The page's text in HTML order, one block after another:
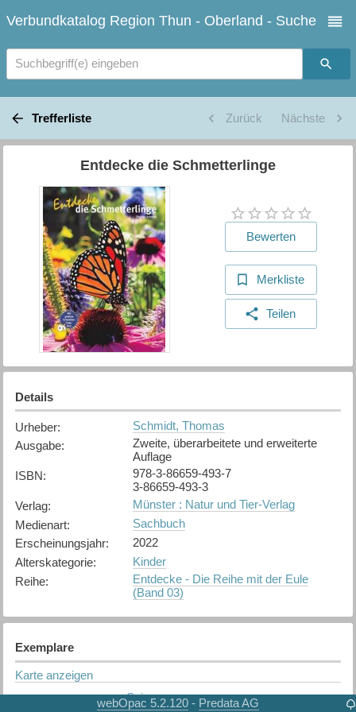
Verbundkatalog Region Thun - Oberland - Suche
Suchbegriff(e) eingeben
Trefferliste Zurück Nächste
Entdecke die Schmetterlinge
Bewerten
Merkliste
Teilen
Details
Urheber:
Schmidt, Thomas
Ausgabe:
Zweite, überarbeitete und erweiterte
Auflage
ISBN:
978-3-86659-493-7
3-86659-493-3
Verlag:
Münster : Natur und Tier-Verlag
Medienart:
Sachbuch
Erscheinungsjahr:
2022
Alterskategorie:
Kinder
Reihe:
Entdecke - Die Reihe mit der Eule
(Band 03)
Exemplare
Karte anzeigen
Spiez
webOpac 5.2.120 - Predata AG